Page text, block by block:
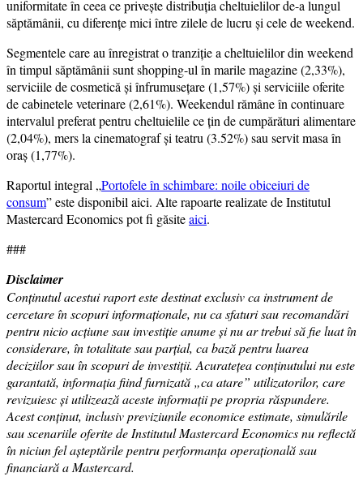
uniformitate în ceea ce privește distribuția cheltuielilor de-a lungul
săptămânii, cu diferențe mici între zilele de lucru și cele de weekend.
Segmentele care au înregistrat o tranziție a cheltuielilor din weekend
în timpul săptămânii sunt shopping-ul în marile magazine (2,33%),
serviciile de cosmetică și înfrumusețare (1,57%) și serviciile oferite
de cabinetele veterinare (2,61%). Weekendul rămâne în continuare
intervalul preferat pentru cheltuielile ce țin de cumpărături alimentare
(2,04%), mers la cinematograf și teatru (3.52%) sau servit masa în
oraș (1,77%).
Raportul integral „Portofele în schimbare: noile obiceiuri de
consum” este disponibil aici. Alte rapoarte realizate de Institutul
Mastercard Economics pot fi găsiteaici.
###
Disclaimer
Conținutul acestui raport este destinat exclusiv ca instrument de
cercetare în scopuri informaționale, nu ca sfaturi sau recomandări
pentru nicio acțiune sau investiție anume și nu ar trebui să fie luat în
considerare, în totalitate sau parțial, ca bază pentru luarea
deciziilor sau în scopuri de investiții. Acuratețea conținutului nu este
garantată, informația fiind furnizată „ca atare” utilizatorilor, care
revizuiesc și utilizează aceste informații pe propria răspundere.
Acest conținut, inclusiv previziunile economice estimate, simulările
sau scenariile oferite de Institutul Mastercard Economics nu reflectă
în niciun fel așteptările pentru performanța operațională sau
financiară a Mastercard.